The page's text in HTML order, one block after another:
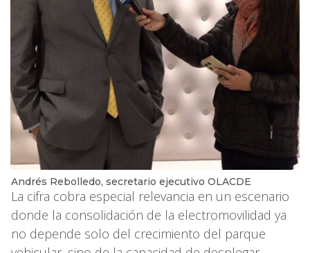
Andrés Rebolledo, secretario ejecutivo OLACDE
La cifra cobra especial relevancia en un escenario
donde la consolidación de la electromovilidad ya
no depende solo del crecimiento del parque